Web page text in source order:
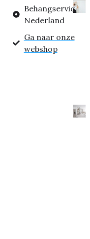
Behangservice
Nederland
Ga naar onze
webshop